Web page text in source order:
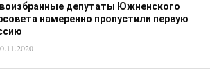
депутаты Южненского
намеренно пропустили первую